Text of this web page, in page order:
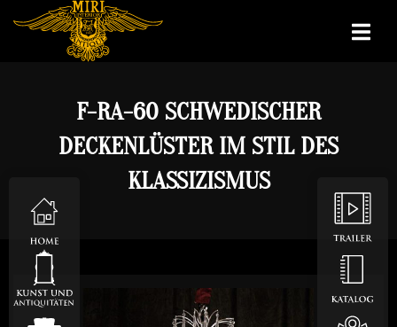
F-RA-60 SCHWEDISCHER
DECKENLÜSTER IM STIL DES
KLASSIZISMUS